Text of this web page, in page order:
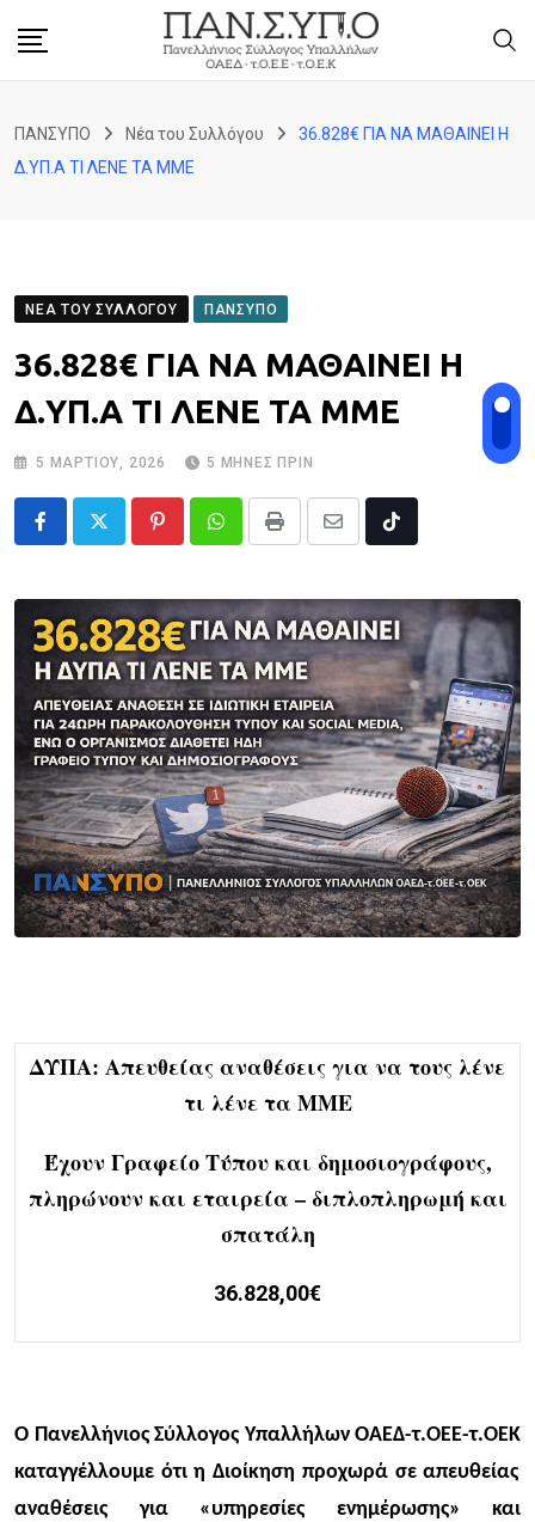
ΠΑΝΣΥΠΟ Νέα του Συλλόγου
36.828€ ΓΙΑ ΝΑ ΜΑΘΑΙΝΕΙ Η
Δ.ΥΠ.Α ΤΙ ΛΕΝΕ ΤΑ ΜΜΕ
ΝΈΑ ΤΟΥ ΣΥΛΛΌΓΟΥ ΠΑΝΣΥΠΟ
36.828€ ΓΙΑ ΝΑ ΜΑΘΑΙΝΕΙ Η
Δ.ΥΠ.Α ΤΙ ΛΕΝΕ ΤΑ ΜΜΕ
5 ΜΑΡΤΊΟΥ, 2026 5 ΜΉΝΕΣ ΠΡΙΝ
PinterestWhatsappPrint
Share
Email
Tiktok
ΔΥΠΑ: Απευθείας αναθέσεις για να τους λένε
τι λένε τα ΜΜΕ
Έχουν Γραφείο Τύπουκαι δημοσιογράφους,
πληρώνουν και εταιρεία – διπλοπληρωμή και
σπατάλη
36.828,00€
Ο Πανελλήνιος Σύλλογος Υπαλλήλων ΟΑΕΔ-τ.ΟΕΕ-τ.ΟΕΚ
καταγγέλλουμε ότι η Διοίκηση προχωρά σε απευθείας
αναθέσεις για «υπηρεσίες ενημέρωσης» και